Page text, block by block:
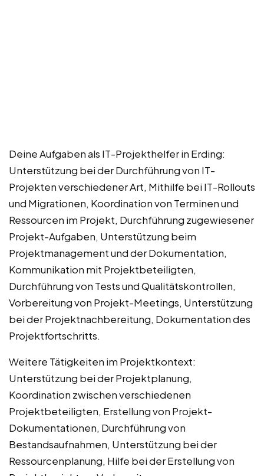
Deine Aufgaben als IT-Projekthelfer in Erding:
Unterstützung bei der Durchführung von IT-
Projekten verschiedener Art, Mithilfe bei IT-Rollouts
und Migrationen, Koordination von Terminen und
Ressourcen im Projekt, Durchführung zugewiesener
Projekt-Aufgaben, Unterstützung beim
Projektmanagement und der Dokumentation,
Kommunikation mit Projektbeteiligten,
Durchführung von Tests und Qualitätskontrollen,
Vorbereitung von Projekt-Meetings, Unterstützung
bei der Projektnachbereitung, Dokumentation des
Projektfortschritts.
Weitere Tätigkeiten im Projektkontext:
Unterstützung bei der Projektplanung,
Koordination zwischen verschiedenen
Projektbeteiligten, Erstellung von Projekt-
Dokumentationen, Durchführung von
Bestandsaufnahmen, Unterstützung bei der
Ressourcenplanung, Hilfe bei der Erstellung von